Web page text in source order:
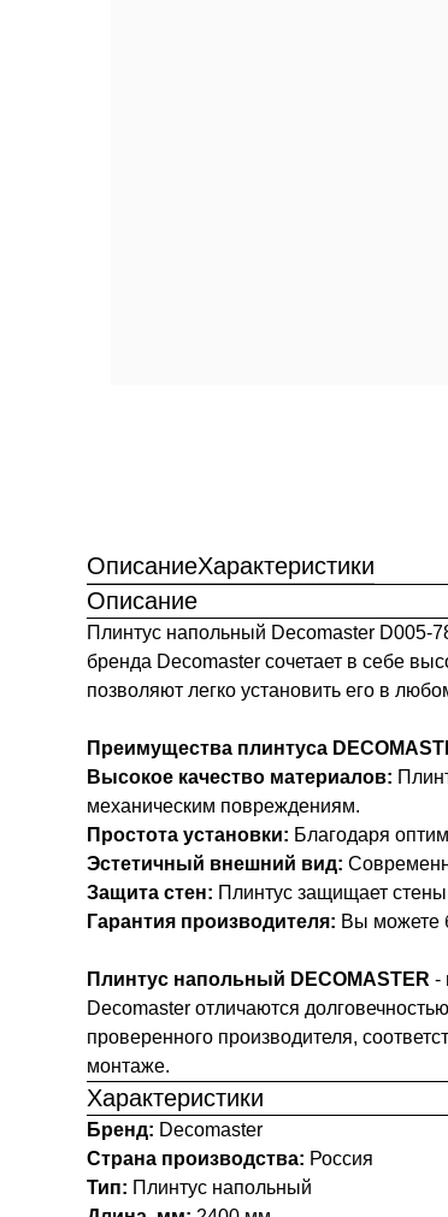
ОписаниеХарактеристики
Описание
Плинтус напольный Decomaster D005-
бренда Decomaster сочетает в себе
позволяют легко установить его в
Преимущества плинтуса
Высокое качество материалов:
механическим повреждениям.
Простота установки: Благодаря
Эстетичный внешний вид:
Защита стен: Плинтус защищает
Гарантия производителя: Вы можете
Плинтус напольный DECOMASTER -
Decomaster отличаются
проверенного производителя,
монтаже.
Характеристики
Бренд: Decomaster
Страна производства: Россия
Тип: Плинтус напольный